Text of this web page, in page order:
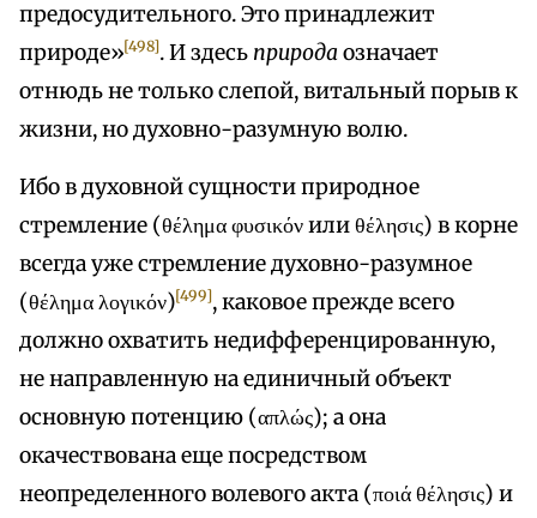
предосудительного. Это принадлежит
природе»[498]. И здесь природаозначает
отнюдь не только слепой, витальный порыв к
жизни, но духовно-разумную волю.
Ибо в духовной сущности природное
стремление (θέλημα φυσικόν или θέλησις) в корне
всегда уже стремление духовно-разумное
(θέλημα λογικόν)[499], каковое прежде всего
должно охватить недифференцированную,
не направленную на единичный объект
основную потенцию (απλώς); а она
окачествована еще посредством
неопределенного волевого акта (ποιά θέλησις) и